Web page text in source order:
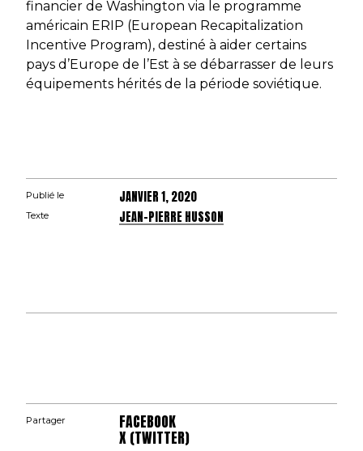
financier de Washington via le programme
américain ERIP (European Recapitalization
Incentive Program), destiné à aider certains
pays d’Europe de l’Est à se débarrasser de leurs
équipements hérités de la période soviétique.
Publié le JANVIER 1, 2020
Texte JEAN-PIERRE HUSSON
Partager FACEBOOK
X (TWITTER)